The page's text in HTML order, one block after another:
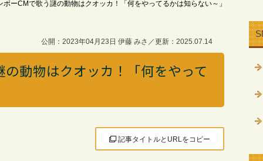
ボーCMで歌う謎の動物はクオッカ！「何をやってるかは知らない～」
公開：2023年04月23日 伊藤 みさ／更新：2025.07.14
動物はクオッカ！「何をやって
記事タイトルとURLをコピー